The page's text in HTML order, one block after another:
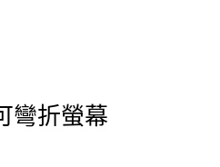
彎折螢幕